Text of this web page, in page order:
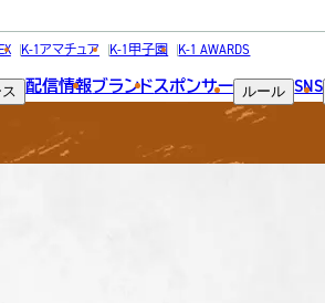
K-1アマチュア K-1甲子園 K-1 AWARDS
配信情報ブランドスポンサー ルール SNS
FIGHTER